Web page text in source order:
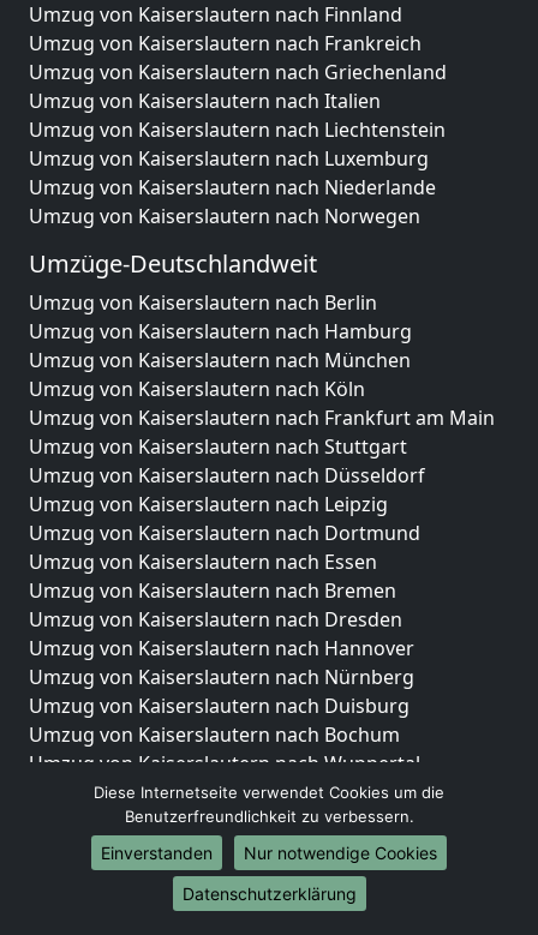
Umzug von Kaiserslautern nach Finnland
Umzug von Kaiserslautern nach Frankreich
Umzug von Kaiserslautern nach Griechenland
Umzug von Kaiserslautern nach Italien
Umzug von Kaiserslautern nach Liechtenstein
Umzug von Kaiserslautern nach Luxemburg
Umzug von Kaiserslautern nach Niederlande
Umzug von Kaiserslautern nach Norwegen
Umzüge-Deutschlandweit
Umzug von Kaiserslautern nach Berlin
Umzug von Kaiserslautern nach Hamburg
Umzug von Kaiserslautern nach München
Umzug von Kaiserslautern nach Köln
Umzug von Kaiserslautern nach Frankfurt am Main
Umzug von Kaiserslautern nach Stuttgart
Umzug von Kaiserslautern nach Düsseldorf
Umzug von Kaiserslautern nach Leipzig
Umzug von Kaiserslautern nach Dortmund
Umzug von Kaiserslautern nach Essen
Umzug von Kaiserslautern nach Bremen
Umzug von Kaiserslautern nach Dresden
Umzug von Kaiserslautern nach Hannover
Umzug von Kaiserslautern nach Nürnberg
Umzug von Kaiserslautern nach Duisburg
Umzug von Kaiserslautern nach Bochum
Umzug von Kaiserslautern nach Wuppertal
Umzug von Kaiserslautern nach Bielefeld
Umzug von Kaiserslautern nach Bonn
Umzug von Kaiserslautern nach Münster
Internationale-Umzüge
Diese Internetseite verwendet Cookies um die
Benutzerfreundlichkeit zu verbessern.
Einverstanden
Nur notwendige Cookies
Datenschutzerklärung